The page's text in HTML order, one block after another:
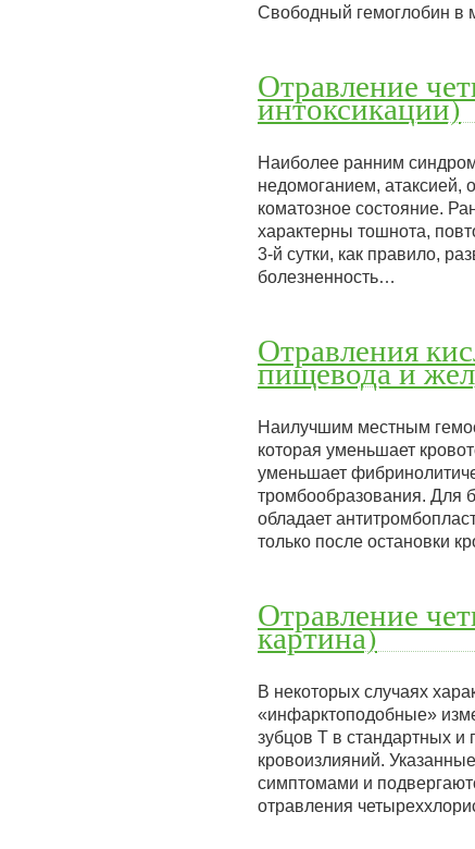
Свободный гемоглобин в
Отравление
интоксикации)
Наиболее ранним
недомоганием, атаксией,
коматозное состояние.
характерны тошнота,
3-й сутки, как правило,
болезненность…
Отравления
пищевода и
Наилучшим местным
которая уменьшает
уменьшает
тромбообразования. Для
обладает
только после остановки
Отравление
картина)
В некоторых случаях
«инфарктоподобные»
зубцов Т в стандартных и
кровоизлияний.
симптомами и
отравления